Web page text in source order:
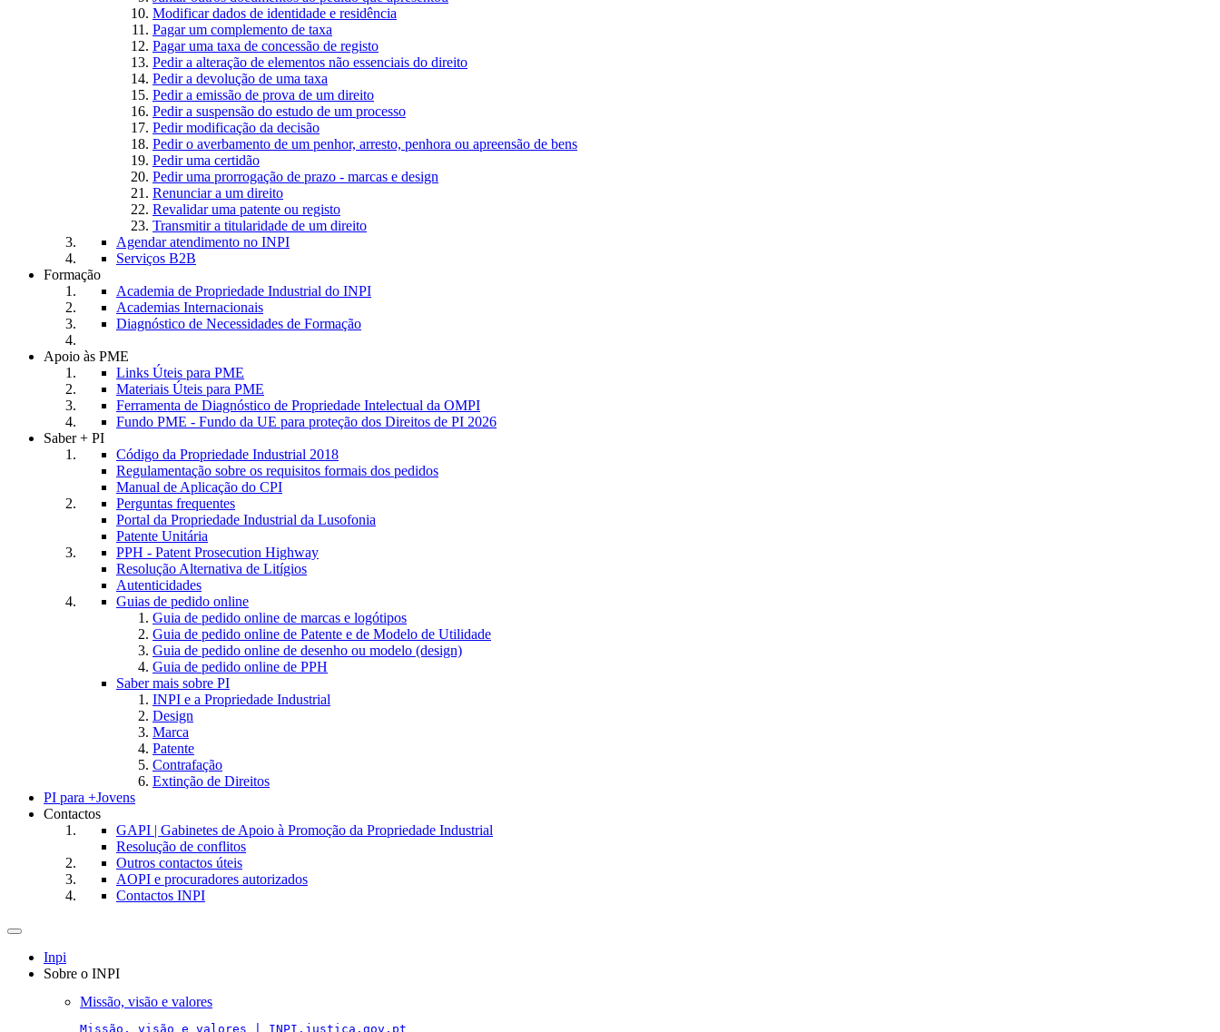
Modificar dados de identidade e residência
Pagar um complemento de taxa
Pagar uma taxa de concessão de registo
Pedir a alteração de elementos não essenciais do direito
Pedir a devolução de uma taxa
Pedir a emissão de prova de um direito
Pedir a suspensão do estudo de um processo
Pedir modificação da decisão
Pedir o averbamento de um penhor, arresto, penhora ou apreensão de bens
Pedir uma certidão
Pedir uma prorrogação de prazo - marcas e design
Renunciar a um direito
Revalidar uma patente ou registo
Transmitir a titularidade de um direito
Agendar atendimento no INPI
Serviços B2B
Formação
Academia de Propriedade Industrial do INPI
Academias Internacionais
Diagnóstico de Necessidades de Formação
Apoio às PME
Links Úteis para PME
Materiais Úteis para PME
Ferramenta de Diagnóstico de Propriedade Intelectual da OMPI
Fundo PME - Fundo da UE para proteção dos Direitos de PI 2026
Saber + PI
Código da Propriedade Industrial 2018
Regulamentação sobre os requisitos formais dos pedidos
Manual de Aplicação do CPI
Perguntas frequentes
Portal da Propriedade Industrial da Lusofonia
Patente Unitária
PPH - Patent Prosecution Highway
Resolução Alternativa de Litígios
Autenticidades
Guias de pedido online
Guia de pedido online de marcas e logótipos
Guia de pedido online de Patente e de Modelo de Utilidade
Guia de pedido online de desenho ou modelo (design)
Guia de pedido online de PPH
Saber mais sobre PI
INPI e a Propriedade Industrial
Design
Marca
Patente
Contrafação
Extinção de Direitos
PI para +Jovens
Contactos
GAPI | Gabinetes de Apoio à Promoção da Propriedade Industrial
Resolução de conflitos
Outros contactos úteis
AOPI e procuradores autorizados
Contactos INPI
Toggle
navigation
Inpi
Sobre o INPI
Missão, visão e valores
Missão, visão e valores | INPI.justica.gov.pt